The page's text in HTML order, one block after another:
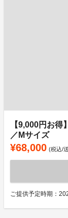
【9,000円お
／Mサイズ
¥68,000 (税込/
ご提供予定時期：